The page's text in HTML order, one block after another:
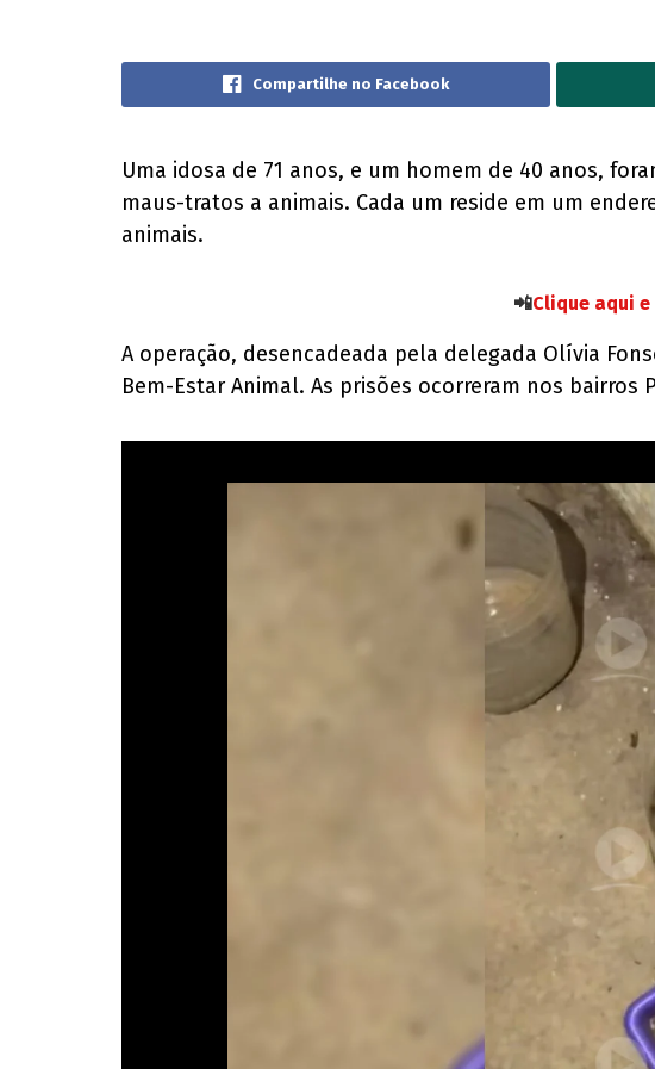
Compartilhe no Facebook
Uma idosa de 71 anos, e um homem de 40 anos,
maus-tratos a animais. Cada um reside em um
animais.
📲Clique aqui
A operação, desencadeada pela delegada Olívia
Bem-Estar Animal. As prisões ocorreram nos bairros